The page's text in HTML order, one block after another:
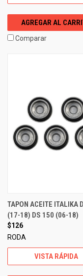
AGREGAR AL
Comparar
TAPON ACEITE ITALIKA
(17-18) DS 150 (06-18)
$126
RODA
VISTA RÁPIDA